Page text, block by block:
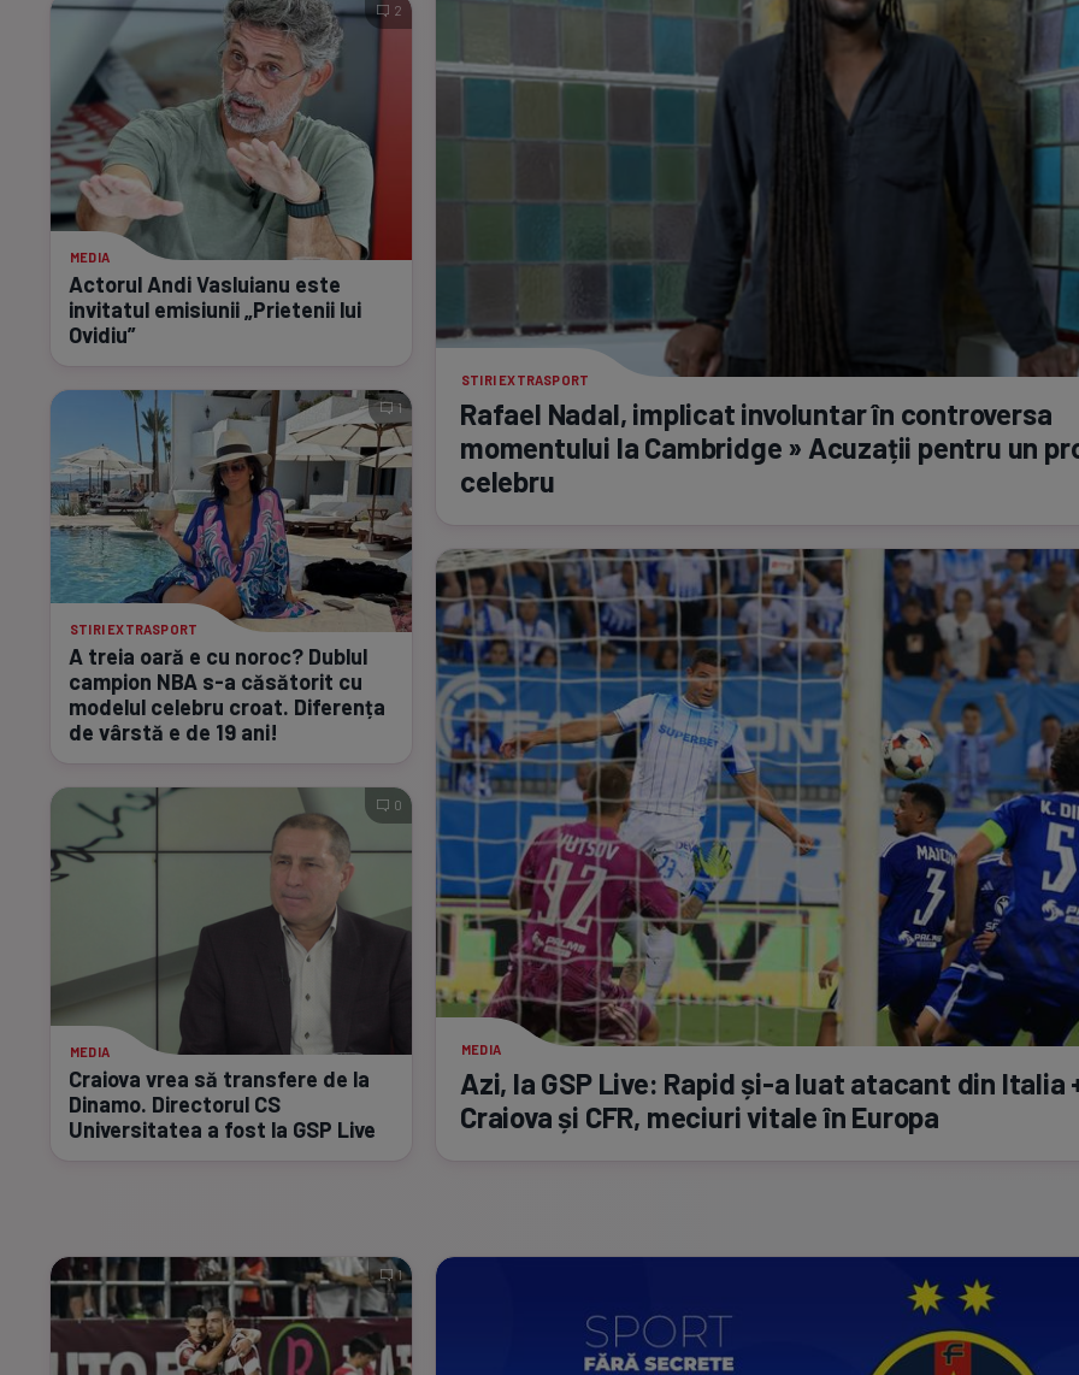
MEDIA
Actorul Andi Vasluianu este
invitatul emisiunii „Prietenii lui
Ovidiu”
2
STIRI EXTRASPORT
A treia oară e cu noroc? Dublul
campion NBA s-a căsătorit cu
modelul celebru croat. Diferența
de vârstă e de 19 ani!
1
MEDIA
Craiova vrea să transfere de la
Dinamo. Directorul CS
Universitatea a fost la GSP Live
0
STIRI EXTRASPORT
Rafael Nadal, implicat involuntar în controversa
momentului la Cambridge » Acuzații pentru un
celebru
MEDIA
Azi, la GSP Live: Rapid și-a luat atacant din Italia
Craiova și CFR, meciuri vitale în Europa
1